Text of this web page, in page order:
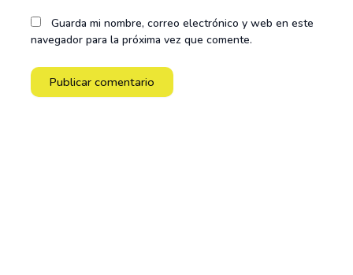
Guarda mi nombre, correo electrónico y web en este
navegador para la próxima vez que comente.